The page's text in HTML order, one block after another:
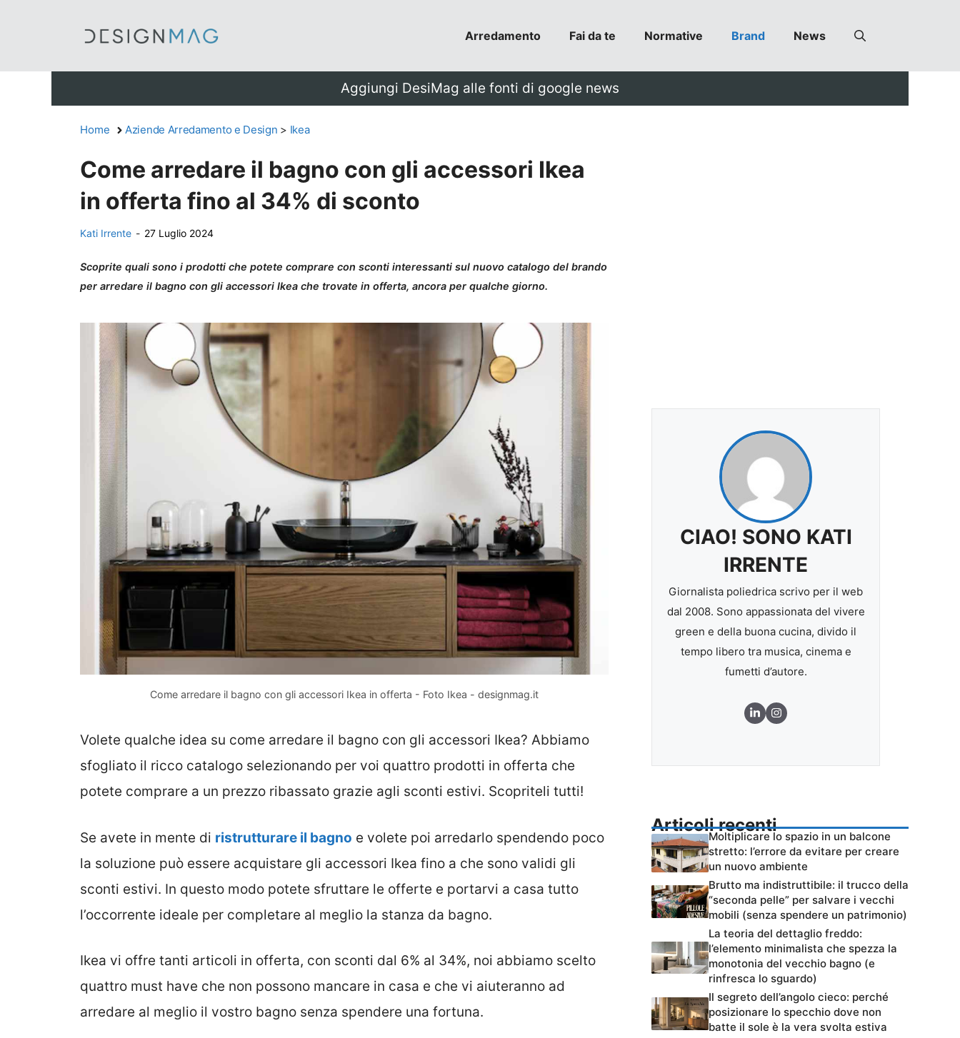
Arredamento Fai da te Normative Brand News
Aggiungi DesiMag alle fonti di google news
Home Aziende Arredamento e Design > Ikea
Come arredare il bagno con gli accessori Ikea
in offerta fino al 34% di sconto
Kati Irrente - 27 Luglio 2024
Scoprite quali sono i prodotti che potete comprare con sconti interessanti sul nuovo catalogo del brando
per arredare il bagno con gli accessori Ikea che trovate in offerta, ancora per qualche giorno.
Come arredare il bagno con gli accessori Ikea in offerta - Foto Ikea - designmag.it
Volete qualche idea su come arredare il bagno con gli accessori Ikea? Abbiamo
sfogliato il ricco catalogo selezionando per voi quattro prodotti in offerta che
potete comprare a un prezzo ribassato grazie agli sconti estivi. Scopriteli tutti!
Se avete in mente di ristrutturare il bagno e volete poi arredarlo spendendo poco
la soluzione può essere acquistare gli accessori Ikea fino a che sono validi gli
sconti estivi. In questo modo potete sfruttare le offerte e portarvi a casa tutto
l’occorrente ideale per completare al meglio la stanza da bagno.
Ikea vi offre tanti articoli in offerta, con sconti dal 6% al 34%, noi abbiamo scelto
quattro must have che non possono mancare in casa e che vi aiuteranno ad
arredare al meglio il vostro bagno senza spendere una fortuna.
CIAO! SONO KATI
IRRENTE
Giornalista poliedrica scrivo per il web
dal 2008. Sono appassionata del vivere
green e della buona cucina, divido il
tempo libero tra musica, cinema e
fumetti d’autore.
Articoli recenti
Moltiplicare lo spazio in un balcone
stretto: l’errore da evitare per creare
un nuovo ambiente
Brutto ma indistruttibile: il trucco della
“seconda pelle” per salvare i vecchi
mobili (senza spendere un patrimonio)
La teoria del dettaglio freddo:
l’elemento minimalista che spezza la
monotonia del vecchio bagno (e
rinfresca lo sguardo)
Il segreto dell’angolo cieco: perché
posizionare lo specchio dove non
batte il sole è la vera svolta estiva